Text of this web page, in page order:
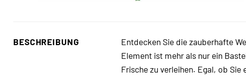
BESCHREIBUNG Entdecken Sie die zauberhafte
Element ist mehr als nur ein
Frische zu verleihen. Egal, ob